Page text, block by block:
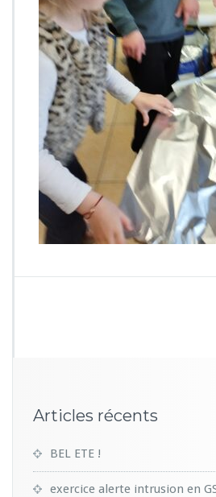
Articles récents
BEL ETE !
exercice alerte intrusion en GS